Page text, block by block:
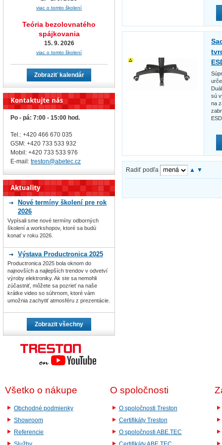
sú
na
Radiť podľa ▲ ▼
viac o tomto školení
Teória bezolovnatého
spájkovania
15. 9. 2026
viac o tomto školení
Zobraziť kalendár
Po - pá: 7:00 - 15:00 hod.
Tel.: +420 466 670 035
GSM: +420 733 533 932
Mobil: +420 733 533 976
E-mail: treston@abetec.cz
Nové termíny školení pre rok
2026
Vypísali sme nové termíny odborných
školení a workshopov, ktoré sa budú
konať v roku 2026.
Výstava Productronica 2025
Productronica 2025 bola oknom do
najnovších a najlepších trendov v odvetví
výroby elektroniky. Ak ste sa nemohli
zúčastniť, môžete sa pozrieť na naše
krátke video so súhrnom, ktoré vám
umožnia zachytiť atmosféru z prezentácie.
Zobrazit všechny
Všetko o nákupe
Obchodné podmienky
Showroom
Referencie
O spoločnosti
O spoločnosti Treston
Certifikáty Treston
O spoločnosti ABE.TEC